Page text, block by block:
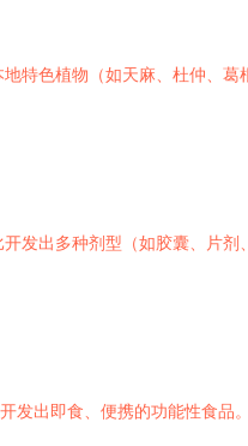
特色植物（如天麻、杜仲、
发出多种剂型（如胶囊、片
发出即食、便携的功能性食